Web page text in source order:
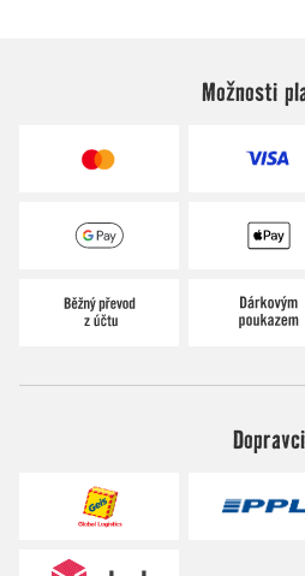
Možnosti
Dopravci